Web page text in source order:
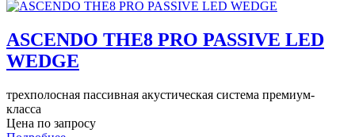
ASCENDO THE8 PRO PASSIVE LED
WEDGE
трехполосная пассивная акустическая система премиум-
класса
Цена по запросу